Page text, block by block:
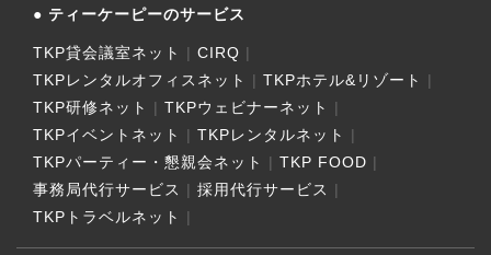
ティーケーピーのサービス
TKP貸会議室ネット
CIRQ
TKPレンタルオフィスネット
TKPホテル&リゾート
TKP研修ネット
TKPウェビナーネット
TKPイベントネット
TKPレンタルネット
TKPパーティー・懇親会ネット
TKP FOOD
事務局代行サービス
採用代行サービス
TKPトラベルネット